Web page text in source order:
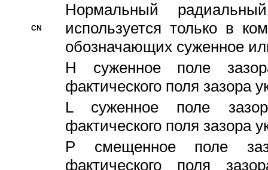
CN
Hормальный
используется только в
обозначающих суженное
H суженное поле
фактического поля зазора
L суженное поле
фактического поля зазора
P смещенное поле
фактического поля